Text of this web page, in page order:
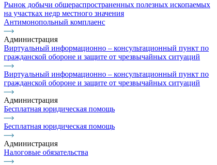
Рынок добычи общераспространенных полезных ископаемых
на участках недр местного значения
Антимонопольный комплаенс
Администрация
Виртуальный информационно – консультационный пункт по
гражданской обороне и защите от чрезвычайных ситуаций
Виртуальный информационно – консультационный пункт по
гражданской обороне и защите от чрезвычайных ситуаций
Администрация
Бесплатная юридическая помощь
Бесплатная юридическая помощь
Администрация
Налоговые обязательства